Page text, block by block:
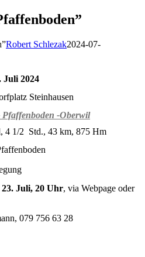
Robert Schlezak2024-07-
Juli 2024
Steinhausen
-Oberwil
4 1/2 Std., 43 km, 875 Hm
23. Juli, 20 Uhr, via Webpage oder
079 756 63 28